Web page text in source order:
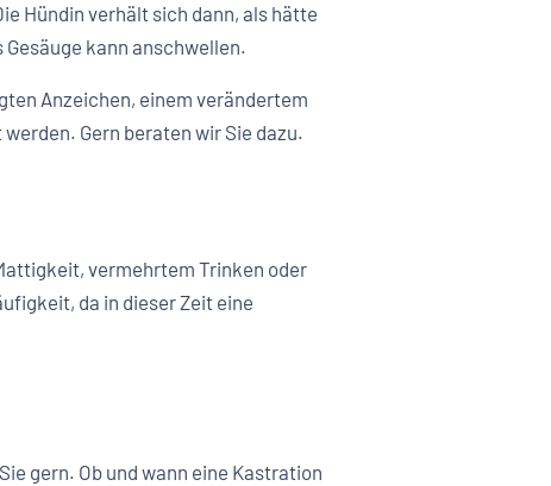
Hündin verhält sich dann, als hätte
kann anschwellen.
Anzeichen, einem verändertem
Gern beraten wir Sie dazu.
vermehrtem Trinken oder
da in dieser Zeit eine
gern. Ob und wann eine Kastration